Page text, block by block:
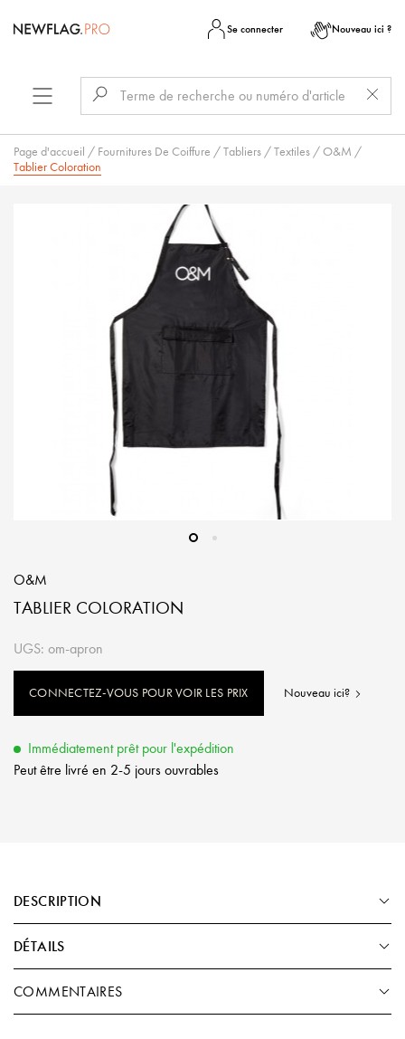
Se connecter Nouveau ici ?
Page d'accueil / Fournitures De Coiffure /Tabliers /Textiles /O&M /
Tablier Coloration
O&M
TABLIER COLORATION
UGS: om-apron
CONNECTEZ-VOUS POUR VOIR LES PRIX Nouveau ici?
Immédiatement prêt pour l'expédition
Peut être livré en 2-5 jours ouvrables
DESCRIPTION
DÉTAILS
COMMENTAIRES